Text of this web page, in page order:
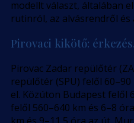
modellt választ, általában
rutinról, az alvásrendről és
Pirovaci kikötő:
Pirovac Zadar repülőtér
repülőtér (SPU) felől
el. Közúton Budapest felől
felől 560–640 km és 6–8